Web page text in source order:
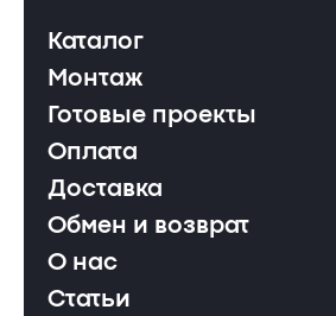
Каталог
Монтаж
Готовые проекты
Оплата
Доставка
Обмен и возврат
О нас
Статьи